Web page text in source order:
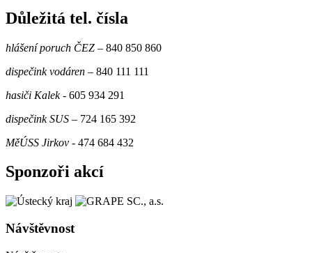
Důležitá tel. čísla
hlášení poruch ČEZ – 840 850 860
dispečink vodáren – 840 111 111
hasiči Kalek- 605 934 291
dispečink SUS – 724 165 392
MěÚSS Jirkov - 474 684 432
Sponzoři akcí
Návštěvnost